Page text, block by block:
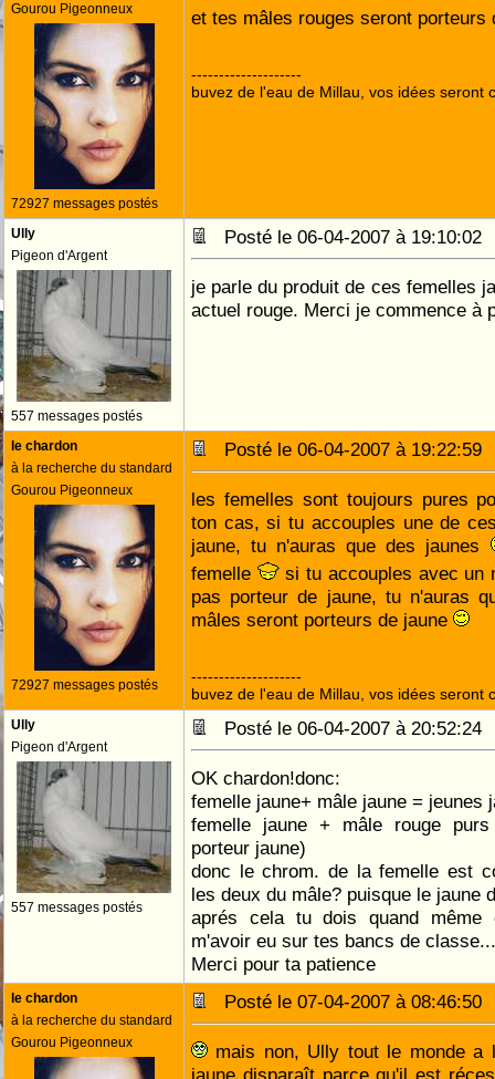
Gourou Pigeonneux
72927 messages postés
et tes mâles rouges seront porteurs
--------------------
buvez de l'eau de Millau, vos idées seront
Ully
Pigeon d'Argent
557 messages postés
Posté le 06-04-2007 à
je parle du produit de ces femelles
actuel rouge. Merci je commence à
le chardon
à la recherche du standard
Gourou Pigeonneux
72927 messages postés
Posté le 06-04-2007 à
les femelles sont toujours pures
ton cas, si tu accouples une de
jaune, tu n'auras que des jaunes
femelle
si tu accouples avec un
pas porteur de jaune, tu n'auras
mâles seront porteurs de jaune
--------------------
buvez de l'eau de Millau, vos idées seront
Ully
Pigeon d'Argent
557 messages postés
Posté le 06-04-2007 à
OK chardon!donc:
femelle jaune+ mâle jaune = jeunes
femelle jaune + mâle rouge
porteur jaune)
donc le chrom. de la femelle est
les deux du mâle? puisque le jaune
aprés cela tu dois quand
m'avoir eu sur tes bancs de classe...
Merci pour ta patience
le chardon
à la recherche du standard
Gourou Pigeonneux
Posté le 07-04-2007 à
mais non, Ully tout le monde
jaune disparaît parce qu'il est